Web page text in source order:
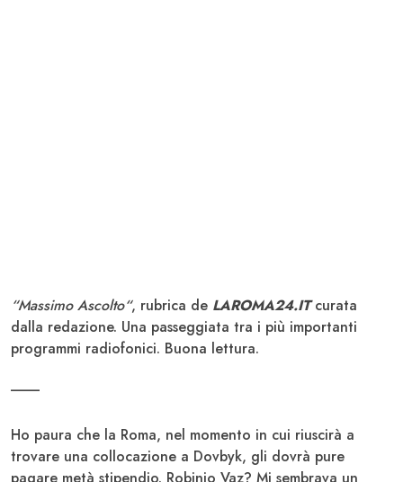
“Massimo Ascolto“, rubrica de LAROMA24.ITcurata
dalla redazione. Una passeggiata tra i più importanti
programmi radiofonici. Buona lettura.
Ho paura che la Roma, nel momento in cui riuscirà a
trovare una collocazione a Dovbyk, gli dovrà pure
pagare metà stipendio. Robinio Vaz? Mi sembrava un